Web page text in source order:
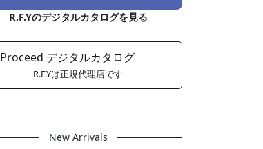
R.F.Yのデジタルカタログを見る
Proceed デジタルカタログ
R.F.Yは正規代理店です
New Arrivals